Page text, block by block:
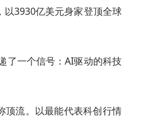
以3930亿美元身家登顶全球
了一个信号：AI驱动的科技
顶流。以最能代表科创行情